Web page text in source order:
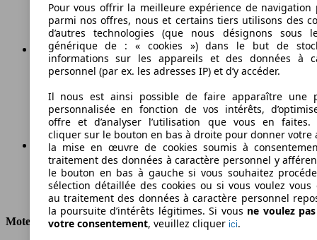
244 g/km
Émissions de CO2 (combinées)*
Ø 10.3 l/100km
Consommation
Moteur et Puissance
Pour vous offrir la meilleure expérience de navigation
parmi nos offres, nous et certains tiers utilisons des
d’autres technologies (que nous désignons sous
générique de : « cookies ») dans le but de
informations sur les appareils et des données à
personnel (par ex. les adresses IP) et d’y accéder.
Il nous est ainsi possible de faire apparaître une
personnalisée en fonction de vos intérêts,
offre et d’analyser l’utilisation que vous en faites.
cliquer sur le bouton en bas à droite pour donner votre
la mise en œuvre de cookies soumis à
traitement des données à caractère personnel y
le bouton en bas à gauche si vous souhaitez
sélection détaillée des cookies ou si vous voulez vous
au traitement des données à caractère personnel
la poursuite d’intérêts légitimes. Si vous ne voulez
votre consentement, veuillez cliquer ici.